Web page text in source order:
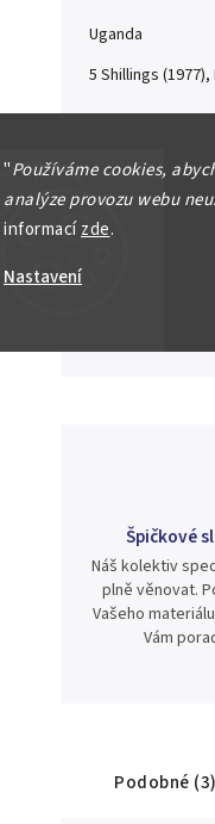
"Používáme cookies,
analýze provozu webu
informacízde.
Nastavení
Uganda
5 Shillings
Špičkové
Náš kolektiv
plně věnovat.
Vašeho
Vám
Podobné (3)